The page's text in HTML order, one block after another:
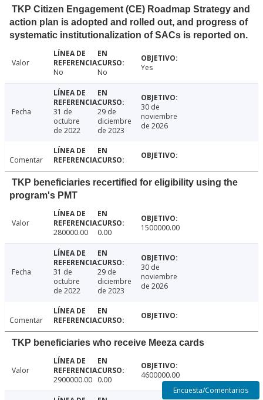
TKP Citizen Engagement (CE) Roadmap Strategy and
action plan is adopted and rolled out, and progress of
systematic institutionalization of SACs is reported on.
Valor
No
No Yes
Fecha
31 de
octubre
de 2022
29 de
diciembre
de 2023
30 de
noviembre
de 2026
Comentar
TKP beneficiaries recertified for eligibility using the
program's PMT
Valor
280000.00
0.00 1500000.00
Fecha
31 de
octubre
de 2022
29 de
diciembre
de 2023
30 de
noviembre
de 2026
Comentar
TKP beneficiaries who receive Meeza cards
Valor
2900000.00
0.00
4600000.00
Encuesta/Comentarios